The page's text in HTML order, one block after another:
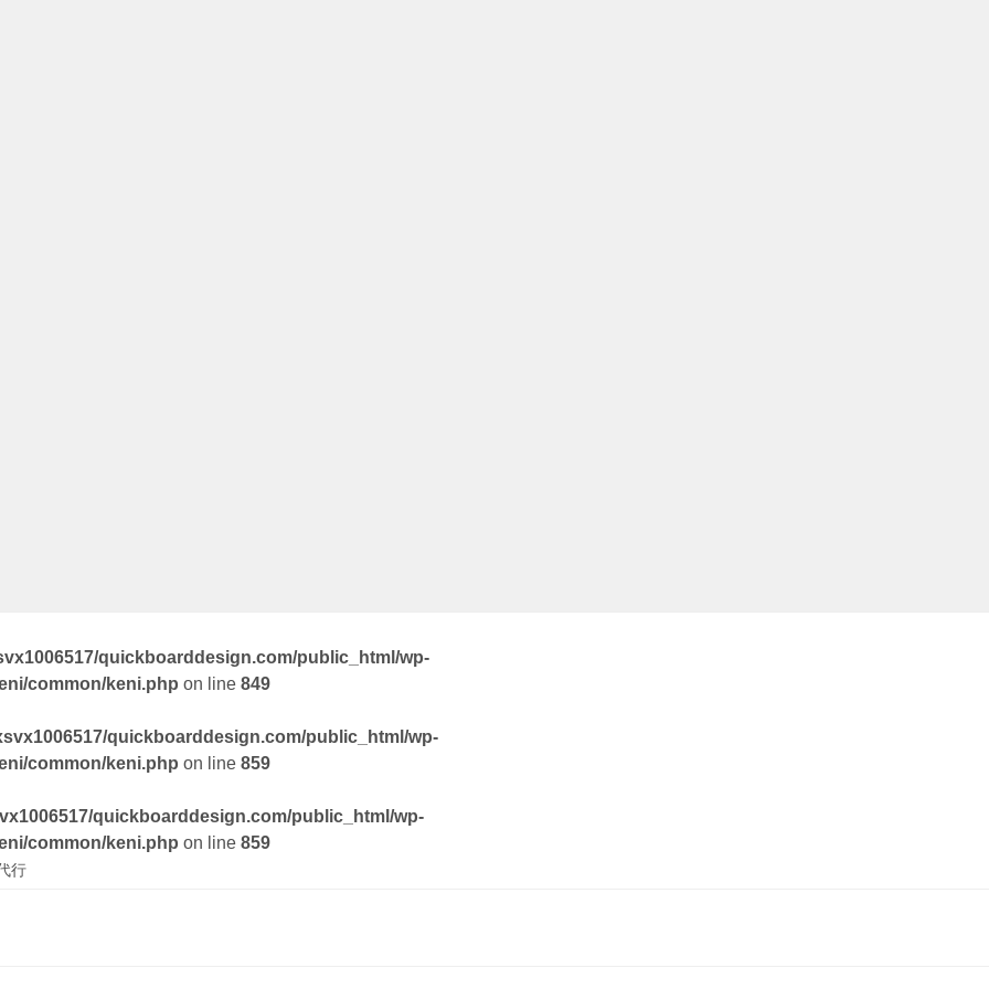
quickboarddesign.com/public_html/wp-
common/keni.php on line 849
quickboarddesign.com/public_html/wp-
common/keni.php on line 859
quickboarddesign.com/public_html/wp-
common/keni.php on line 859
行